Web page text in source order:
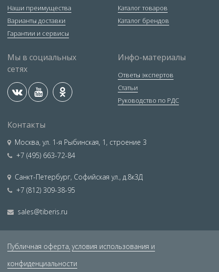
Наши преимущества
Варианты доставки
Гарантии и сервисы
Каталог товаров
Каталог брендов
Мы в социальных
сетях
Инфо-материалы
Ответы экспертов
Статьи
Руководство по РДС
Контакты
Москва, ул. 1-я Рыбинская, 1, строение 3
+7 (495) 663-72-84
Санкт-Петербург, Софийская ул., д.8к3Д
+7 (812) 309-38-95
sales@tiberis.ru
Публичная оферта, условия использования и
конфиденциальности